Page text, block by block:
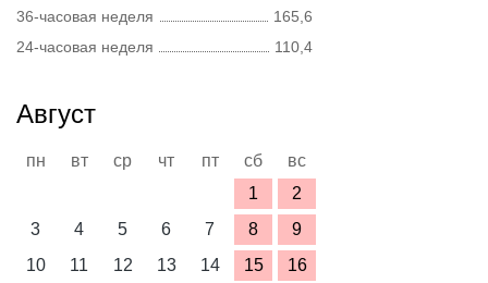
36-часовая неделя
165,6
24-часовая неделя
110,4
Август
пн вт ср чт пт сб
вс
1
2
3
4 5 6 7 8
9
10
11 12 13 14 15
16